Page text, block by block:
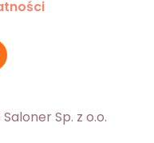
Sp. z o.o.